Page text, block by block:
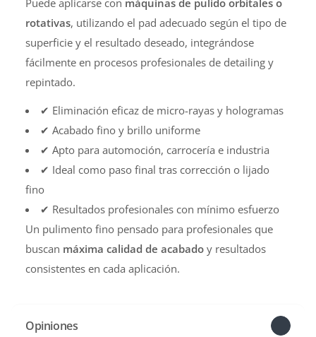
Puede aplicarse con máquinas de pulido orbitales o
rotativas, utilizando el pad adecuado según el tipo de
superficie y el resultado deseado, integrándose
fácilmente en procesos profesionales de detailing y
repintado.
✔ Eliminación eficaz de micro-rayas y hologramas
✔ Acabado fino y brillo uniforme
✔ Apto para automoción, carrocería e industria
✔ Ideal como paso final tras corrección o lijado
fino
✔ Resultados profesionales con mínimo esfuerzo
Un pulimento fino pensado para profesionales que
buscan máxima calidad de acabado y resultados
consistentes en cada aplicación.
Opiniones